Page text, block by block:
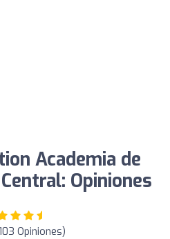
Academia de
Opiniones
Opiniones)